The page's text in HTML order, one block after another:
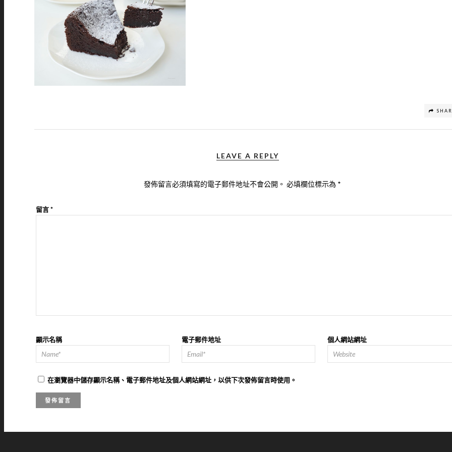
LEAVE A REPLY
發佈留言必須填寫的電子郵件地址不會公開。 必填欄位標示為 *
留言*
顯示名稱 電子郵件地址 個人網站網址
在瀏覽器中儲存顯示名稱、電子郵件地址及個人網站網址，以供下次發佈留言時使用。